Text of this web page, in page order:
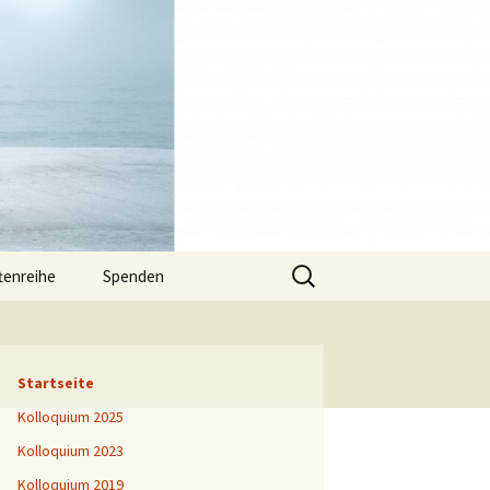
Spenden
Suchen
nach:
Startseite
Kolloquium 2025
Kolloquium 2023
Kolloquium 2019